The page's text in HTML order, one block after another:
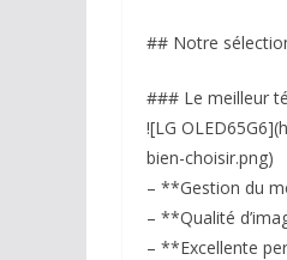
## Notre
### Le meilleur
![LG
bien-choisir.png)
– **Gestion du
– **Qualité
– **Excellente